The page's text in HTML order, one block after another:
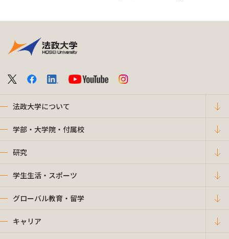
法政大学について
学部・大学院・付属校
研究
学生生活・スポーツ
グローバル教育・留学
キャリア